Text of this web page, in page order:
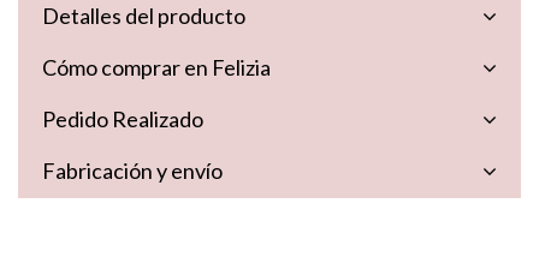
Detalles del producto
Cómo comprar en Felizia
Pedido Realizado
Fabricación y envío